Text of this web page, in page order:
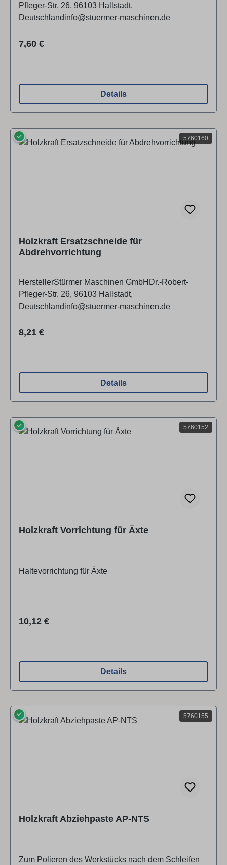
Pfleger-Str. 26, 96103 Hallstadt,
Deutschlandinfo@stuermer-maschinen.de
Regulärer Preis:
7,60 €
Details
5760160
✓
Holzkraft Ersatzschneide für
Abdrehvorrichtung
HerstellerStürmer Maschinen GmbHDr.-Robert-
Pfleger-Str. 26, 96103 Hallstadt,
Deutschlandinfo@stuermer-maschinen.de
Regulärer Preis:
8,21 €
Details
5760152
✓
Holzkraft Vorrichtung für Äxte
Haltevorrichtung für Äxte
Regulärer Preis:
10,12 €
Details
5760155
✓
Holzkraft Abziehpaste AP-NTS
Zum Polieren des Werkstücks nach dem Schleifen